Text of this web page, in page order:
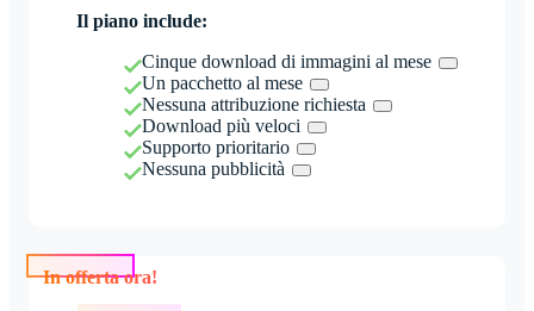
Il piano include:
Cinque download di immagini al mese
Un pacchetto al mese
Nessuna attribuzione richiesta
Download più veloci
Supporto prioritario
Nessuna pubblicità